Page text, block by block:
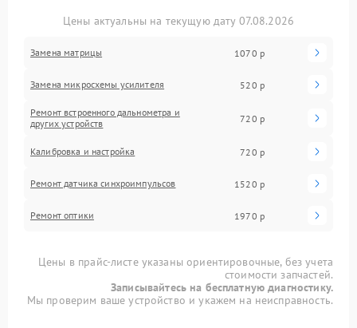
Цены актуальны на текущую дату 07.08.2026
Замена матрицы 1070 р
Замена микросхемы усилителя 520 р
Ремонт встроенного дальнометра и
других устройств
720 р
Калибровка и настройка 720 р
Ремонт датчика синхроимпульсов 1520 р
Ремонт оптики 1970 р
Цены в прайс-листе указаны ориентировочные, без учета
стоимости запчастей.
Записывайтесь на бесплатную диагностику.
Мы проверим ваше устройство и укажем на неисправность.